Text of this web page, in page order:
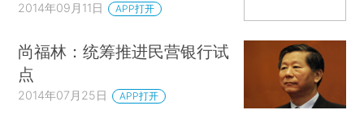
2014年09月11日 APP打开
尚福林：统筹推进民营银行试
点
2014年07月25日 APP打开